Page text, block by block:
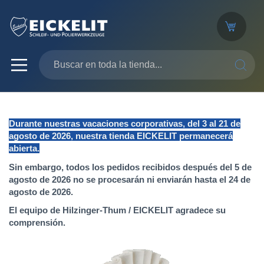
Durante nuestras vacaciones corporativas, del 3 al 21 de
agosto de 2026, nuestra tienda EICKELIT permanecerá
abierta.
Sin embargo, todos los pedidos recibidos después del 5 de
agosto de 2026 no se procesarán ni enviarán hasta el 24 de
agosto de 2026.
El equipo de Hilzinger-Thum / EICKELIT agradece su
comprensión.